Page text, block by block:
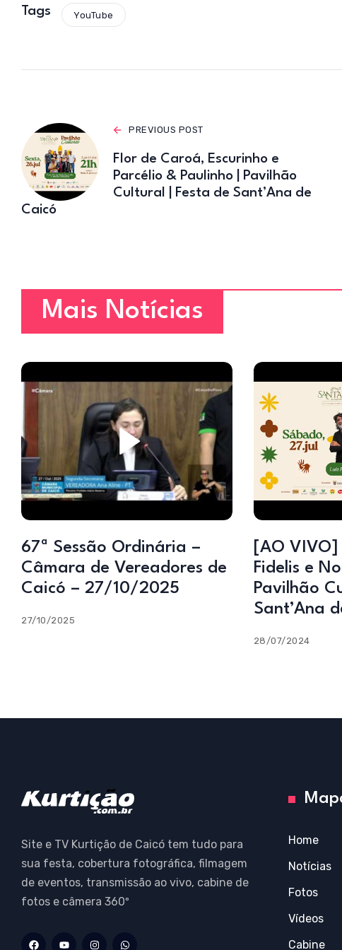
Tags YouTube
PREVIOUS POST
Flor de Caroá, Escurinho e
Parcélio & Paulinho | Pavilhão
Cultural | Festa de Sant’Ana de
Caicó
Mais Notícias
67ª Sessão Ordinária –
Câmara de Vereadores de
Caicó – 27/10/2025
27/10/2025
[AO VIVO]
Fidelis e
Pavilhão
Sant’Ana
28/07/2024
Site e TV Kurtição de Caicó tem tudo para
sua festa, cobertura fotográfica, filmagem
de eventos, transmissão ao vivo, cabine de
fotos e câmera 360º
Home
Notícias
Fotos
Vídeos
Cabine